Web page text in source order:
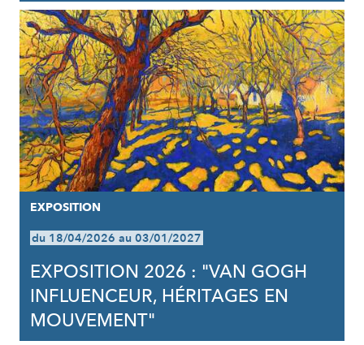
EXPOSITION
du 18/04/2026 au 03/01/2027
EXPOSITION 2026 : "VAN GOGH
INFLUENCEUR, HÉRITAGES EN
MOUVEMENT"